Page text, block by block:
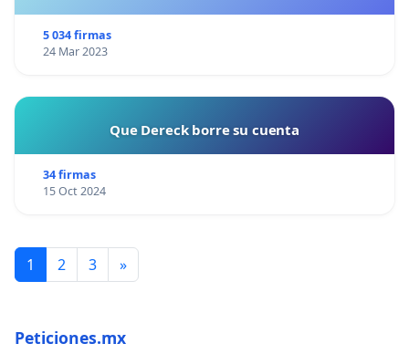
5 034 firmas
24 Mar 2023
Que Dereck borre su cuenta
34 firmas
15 Oct 2024
1 2 3 »
Peticiones.mx